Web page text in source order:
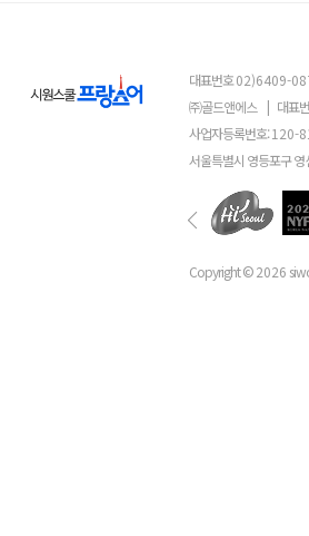
대표번호02)6409-
㈜골드앤에스 | 대표
사업자등록번호:120-
서울특별시 영등포구
Copyright ©2026